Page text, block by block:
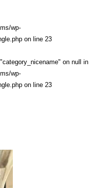
wp-
on line 23
on null in
wp-
on line 23